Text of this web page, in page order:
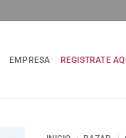
EMPRESA REGISTRATE